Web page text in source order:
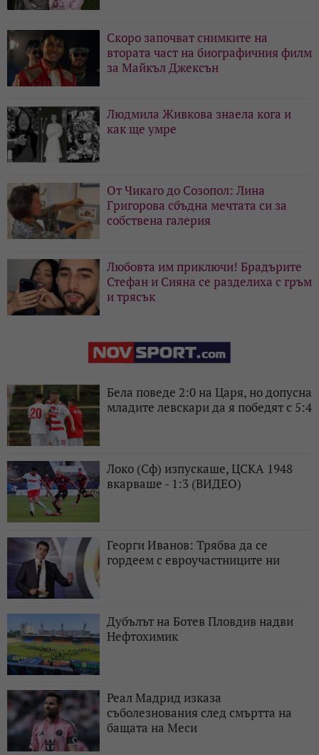
Скоро започват снимките на
втората част на биографичния филм
за Майкъл Джексън
Людмила Живкова знаела кога и
как ще умре
От Чикаго до Созопол: Лина
Григорова сбъдна мечтата си за
собствена галерия
Любовта им приключи! Брадърите
Стефан и Сияна се разделиха с гръм
и трясък
Бела поведе 2:0 на Царя, но допусна
младите левскари да я победят с 5:4
Локо (Сф) изпускаше, ЦСКА 1948
вкарваше - 1:3 (ВИДЕО)
Георги Иванов: Трябва да се
гордеем с евроучастниците ни
Дубълът на Ботев Пловдив надви
Нефтохимик
Реал Мадрид изказа
съболезнования след смъртта на
бащата на Меси